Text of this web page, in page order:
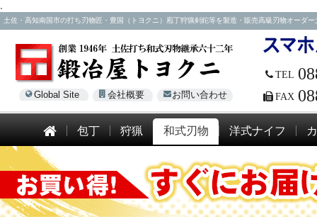
.
土佐・高知南国市の打ち刃物匠・豊国（トヨクニ）庖丁狩猟剣鉈等を製造・販売高級刃物オーダ
Global Site 会社概要 お問い合わせ
TEL
FAX
包丁 狩猟 和式刃物 洋式ナイフ